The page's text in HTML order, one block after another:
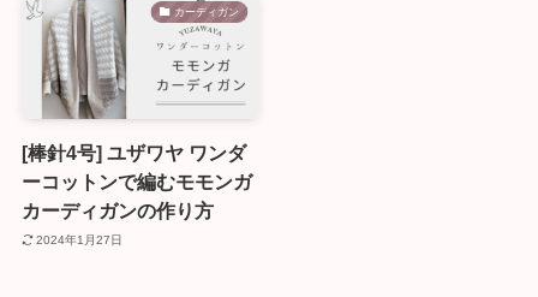
カーディガン
[棒針4号] ユザワヤ ワンダ
ーコットンで編むモモンガ
カーディガンの作り方
2024年1月27日